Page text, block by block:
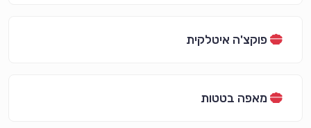
פוקצ'ה איטלקית
מאפה בטטות